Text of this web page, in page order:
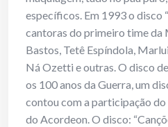
específicos. Em 1993 o disco
cantoras do primeiro time da
Bastos, Tetê Espíndola,
Ná Ozetti e outras. O disco
os 100 anos da Guerra, um
contou com a participação
do Acordeon. O disco: